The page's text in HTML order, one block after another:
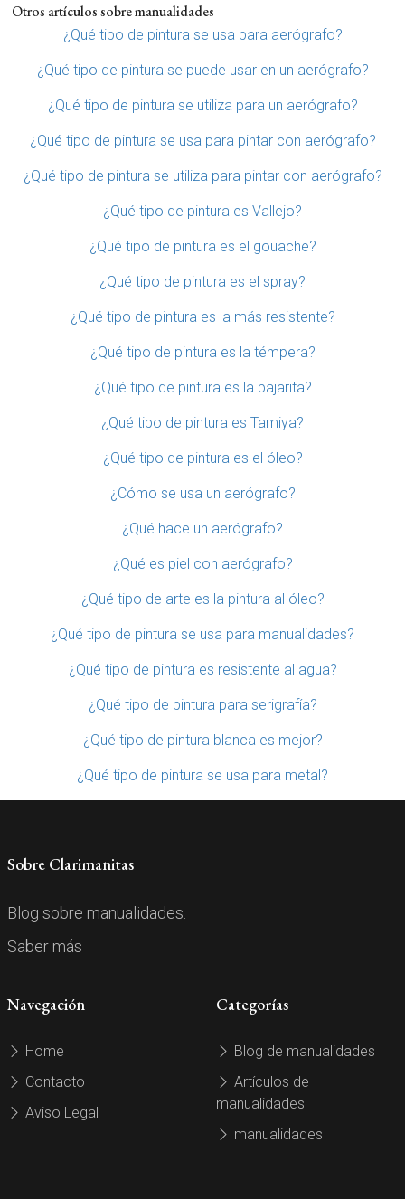
Otros artículos sobre manualidades
¿Qué tipo de pintura se usa para aerógrafo?
¿Qué tipo de pintura se puede usar en un aerógrafo?
¿Qué tipo de pintura se utiliza para un aerógrafo?
¿Qué tipo de pintura se usa para pintar con aerógrafo?
¿Qué tipo de pintura se utiliza para pintar con aerógrafo?
¿Qué tipo de pintura es Vallejo?
¿Qué tipo de pintura es el gouache?
¿Qué tipo de pintura es el spray?
¿Qué tipo de pintura es la más resistente?
¿Qué tipo de pintura es la témpera?
¿Qué tipo de pintura es la pajarita?
¿Qué tipo de pintura es Tamiya?
¿Qué tipo de pintura es el óleo?
¿Cómo se usa un aerógrafo?
¿Qué hace un aerógrafo?
¿Qué es piel con aerógrafo?
¿Qué tipo de arte es la pintura al óleo?
¿Qué tipo de pintura se usa para manualidades?
¿Qué tipo de pintura es resistente al agua?
¿Qué tipo de pintura para serigrafía?
¿Qué tipo de pintura blanca es mejor?
¿Qué tipo de pintura se usa para metal?
Sobre Clarimanitas
Blog sobre manualidades.
Saber más
Navegación
Home
Contacto
Aviso Legal
Categorías
Blog de manualidades
Artículos de
manualidades
manualidades